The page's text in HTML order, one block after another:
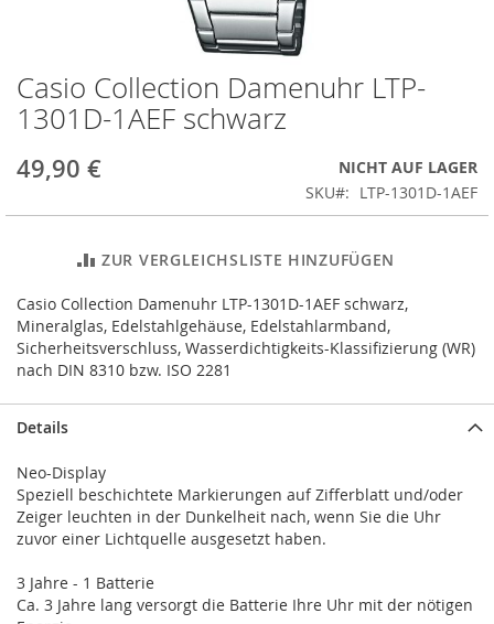
Zum
Anfang
der
springen
Casio Collection Damenuhr LTP-
1301D-1AEF schwarz
49,90 €
NICHT AUF LAGER
SKU
LTP-1301D-1AEF
ZUR VERGLEICHSLISTE HINZUFÜGEN
Casio Collection Damenuhr LTP-1301D-1AEF schwarz,
Mineralglas, Edelstahlgehäuse, Edelstahlarmband,
Sicherheitsverschluss, Wasserdichtigkeits-Klassifizierung (WR)
nach DIN 8310 bzw. ISO 2281
Details
Neo-Display
Speziell beschichtete Markierungen auf Zifferblatt und/oder
Zeiger leuchten in der Dunkelheit nach, wenn Sie die Uhr
zuvor einer Lichtquelle ausgesetzt haben.
3 Jahre - 1 Batterie
Ca. 3 Jahre lang versorgt die Batterie Ihre Uhr mit der nötigen